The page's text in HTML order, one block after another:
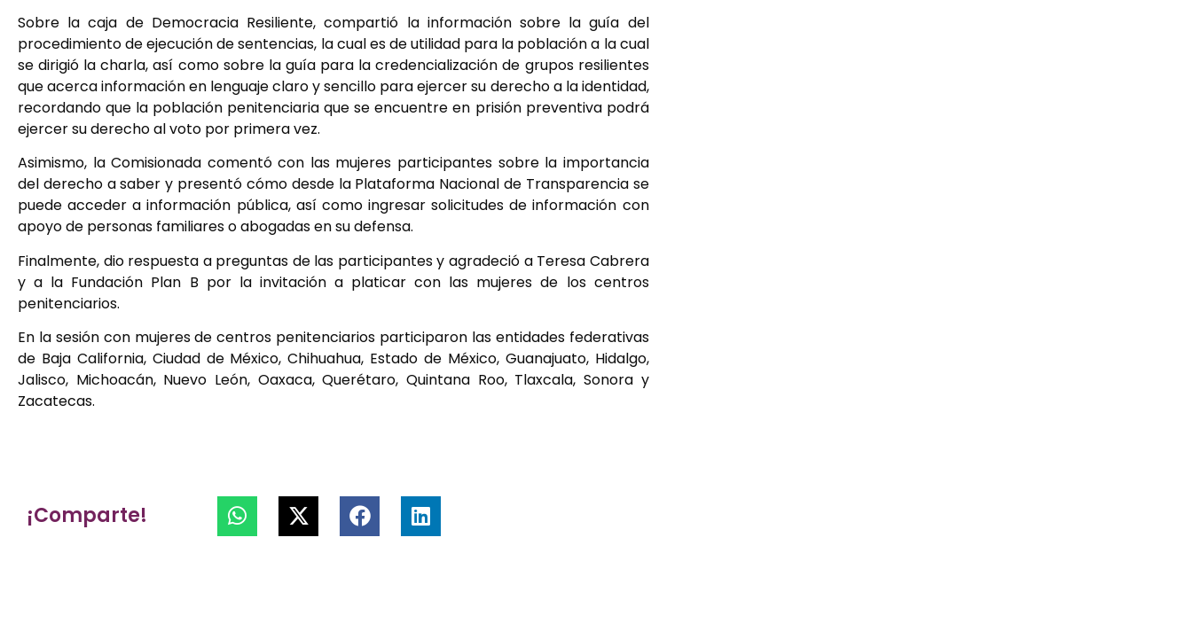
Sobre la caja de Democracia Resiliente, compartió la información sobre la guía del
procedimiento de ejecución de sentencias, la cual es de utilidad para la población a la cual
se dirigió la charla, así como sobre la guía para la credencialización de grupos resilientes
que acerca información en lenguaje claro y sencillo para ejercer su derecho a la identidad,
recordando que la población penitenciaria que se encuentre en prisión preventiva podrá
ejercer su derecho al voto por primera vez.
Asimismo, la Comisionada comentó con las mujeres participantes sobre la importancia
del derecho a saber y presentó cómo desde la Plataforma Nacional de Transparencia se
puede acceder a información pública, así como ingresar solicitudes de información con
apoyo de personas familiares o abogadas en su defensa.
Finalmente, dio respuesta a preguntas de las participantes y agradeció a Teresa Cabrera
y a la Fundación Plan B por la invitación a platicar con las mujeres de los centros
penitenciarios.
En la sesión con mujeres de centros penitenciarios participaron las entidades federativas
de Baja California, Ciudad de México, Chihuahua, Estado de México, Guanajuato, Hidalgo,
Jalisco, Michoacán, Nuevo León, Oaxaca, Querétaro, Quintana Roo, Tlaxcala, Sonora y
Zacatecas.
¡Comparte!